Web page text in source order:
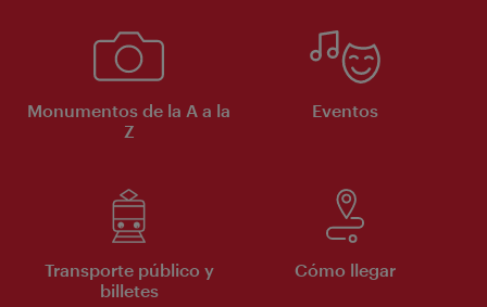
Monumentos de la A a la
Z
Eventos
Transporte público y
billetes
Cómo llegar